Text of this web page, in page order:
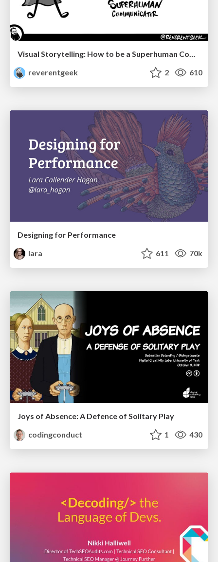
Visual Storytelling: How to be a Superhuman Communicator
reverentgeek
2 610
Designing for Performance
lara
611 70k
Joys of Absence: A Defence of Solitary Play
codingconduct
1 430